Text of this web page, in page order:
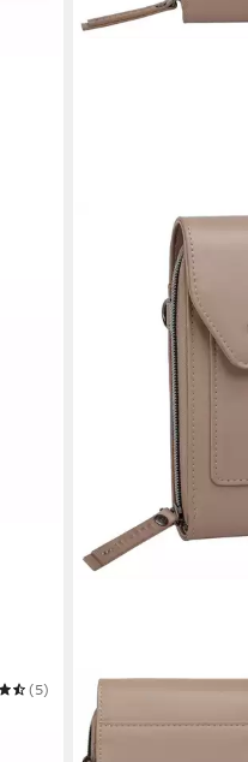
(5)
BUGATTI
Umhängetasche
54,95 €